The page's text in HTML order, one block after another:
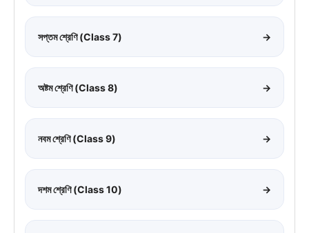
সপ্তম শ্রেণি (Class 7) →
অষ্টম শ্রেণি (Class 8) →
নবম শ্রেণি (Class 9) →
দশম শ্রেণি (Class 10) →